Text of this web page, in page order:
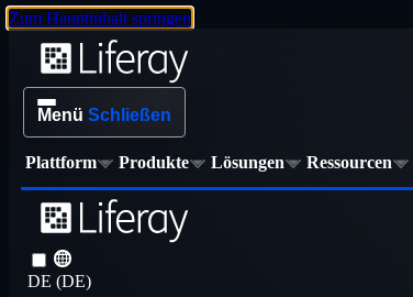
Zum Hauptinhalt springen
Menü Schließen
Plattform Produkte Lösungen Ressourcen
DE (DE)